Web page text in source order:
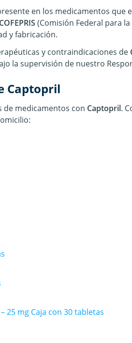
en los medicamentos
(Comisión Federal para
y fabricación.
y contraindicaciones de
la supervisión de nuestro
Captopril
de medicamentos con Captopril.
–25 mg Caja con 30 tabletas